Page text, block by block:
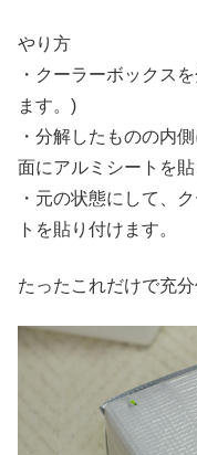
やり方
・クーラーボックス
ます。)
・分解したものの内
面にアルミシートを貼
・元の状態にして、
トを貼り付けます。
たったこれだけで充